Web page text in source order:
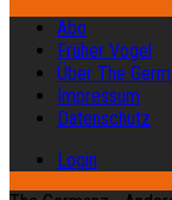
Abo
Früher Vogel
Über The
Impressum
Datenschutz
Login